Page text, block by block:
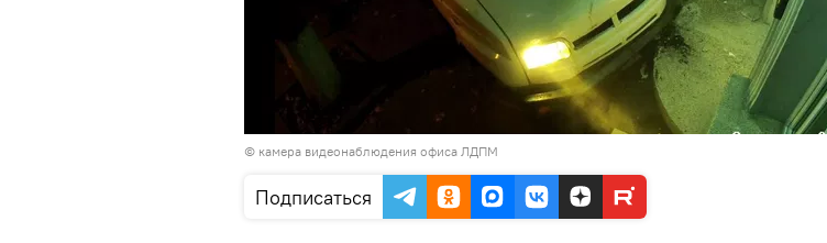
© камера видеонаблюдения офиса ЛДПМ
Подписаться